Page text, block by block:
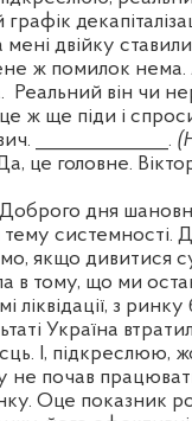
мені двійку
ж помилок нема.
Реальний він чи
ж ще піди і
______________.
це головне.
Доброго дня
системності.
якщо дивитися
в тому, що ми
ліквідації, з
Україна
І, підкреслюю,
не почав
Оце показник